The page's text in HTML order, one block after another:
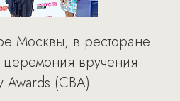
Москвы, в ресторане
вручения
(CBA).